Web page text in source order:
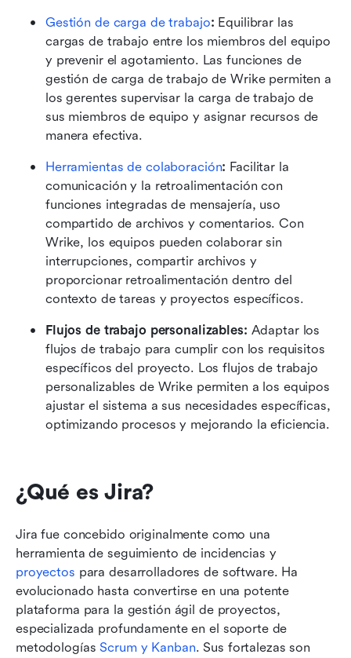
Gestión de carga de trabajo: Equilibrar las
cargas de trabajo entre los miembros del equipo
y prevenir el agotamiento. Las funciones de
gestión de carga de trabajo de Wrike permiten a
los gerentes supervisar la carga de trabajo de
sus miembros de equipo y asignar recursos de
manera efectiva.
Herramientas de colaboración: Facilitar la
comunicación y la retroalimentación con
funciones integradas de mensajería, uso
compartido de archivos y comentarios. Con
Wrike, los equipos pueden colaborar sin
interrupciones, compartir archivos y
proporcionar retroalimentación dentro del
contexto de tareas y proyectos específicos.
Flujos de trabajo personalizables: Adaptar los
flujos de trabajo para cumplir con los requisitos
específicos del proyecto. Los flujos de trabajo
personalizables de Wrike permiten a los equipos
ajustar el sistema a sus necesidades específicas,
optimizando procesos y mejorando la eficiencia.
¿Qué es Jira?
Jira fue concebido originalmente como una
proyectos para desarrolladores de software. Ha
evolucionado hasta convertirse en una potente
plataforma para la gestión ágil de proyectos,
especializada profundamente en el soporte de
metodologías Scrum y Kanban. Sus fortalezas son